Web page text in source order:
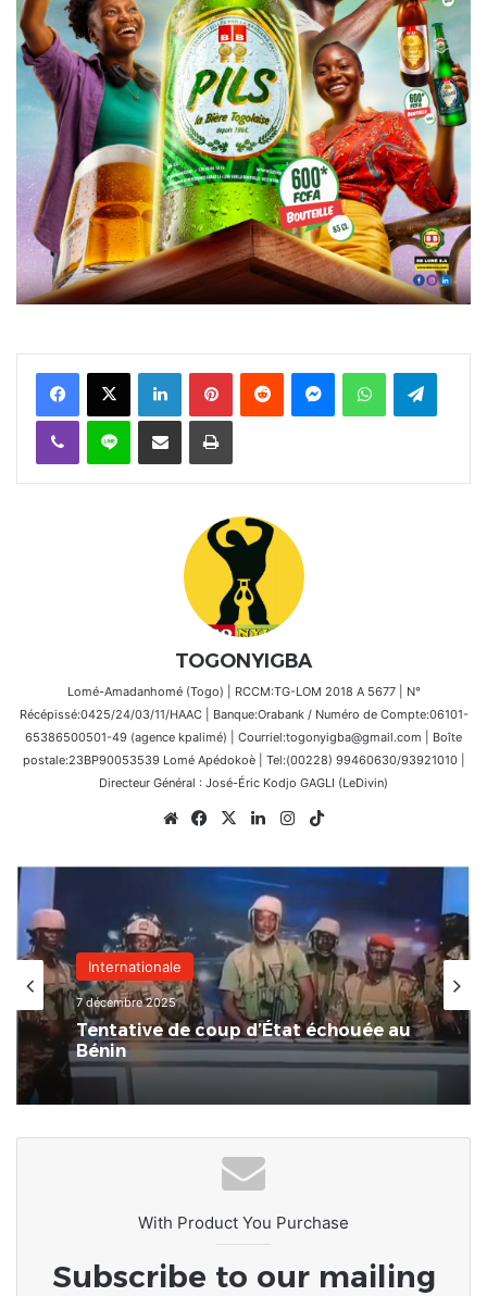
FacebookX Linkedin PinterestReddit MessengerWhatsAppTelegram
Viber Ligne Partager par email Imprimer
TOGONYIGBA
Lomé-Amadanhomé (Togo) | RCCM:TG-LOM 2018 A 5677 | N°
Récépissé:0425/24/03/11/HAAC | Banque:Orabank / Numéro de Compte:06101-
65386500501-49 (agence kpalimé) | Courriel:togonyigba@gmail.com | Boîte
postale:23BP90053539 Lomé Apédokoè | Tel:(00228) 99460630/93921010 |
Directeur Général : José-Éric Kodjo GAGLI (LeDivin)
WebsiteFacebook
X LinkedinInstagram
Internationale
7 décembre 2025
Tentative de coup d’État échouée au
Bénin
With Product You Purchase
Subscribe to our mailing